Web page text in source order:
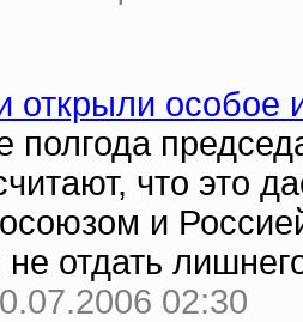
открыли особое
что это
и
отдать
02:30